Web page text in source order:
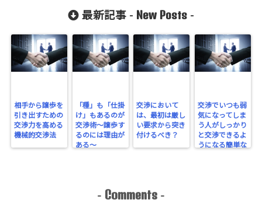
最新記事 - New Posts -
相手から譲歩を
引き出すための
交渉力を高める
機械的交渉法
「種」も「仕掛
け」もあるのが
交渉術～譲歩す
るのには理由が
ある～
交渉において
は、最初は厳し
い要求から突き
付けるべき？
交渉でいつも弱
気になってしま
う人がしっかり
と交渉できるよ
うになる簡単な
- Comments -